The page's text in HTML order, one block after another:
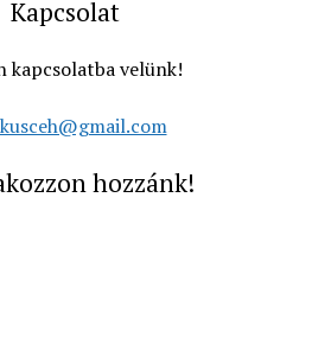
Kapcsolat
kapcsolatba velünk!
hozzánk!